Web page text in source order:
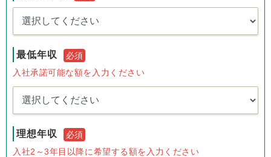
最低年収
必須
入社承諾可能な額を入力ください
理想年収
必須
入社2～3年目以降に希望する額を入力ください